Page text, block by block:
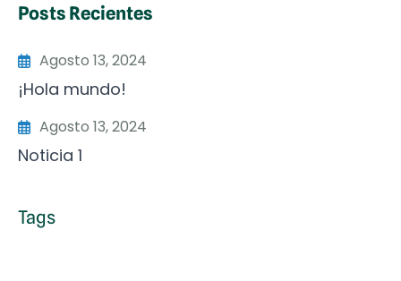
Posts Recientes
Agosto 13, 2024
¡Hola mundo!
Agosto 13, 2024
Noticia 1
Tags